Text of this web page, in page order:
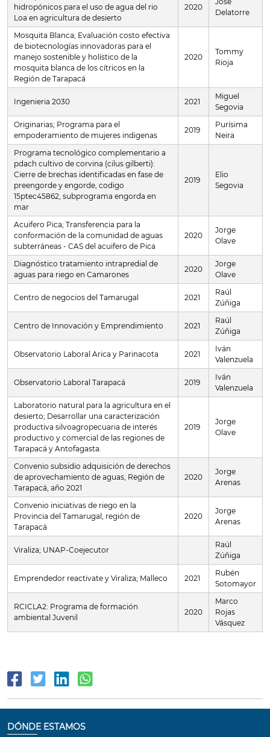
hidropónicos para el uso de agua del rio
Loa en agricultura de desierto
2020
Delatorre
Mosquita Blanca; Evaluación costo efectiva
de biotecnologías innovadoras para el
manejo sostenible y holístico de la
mosquita blanca de los cítricos en la
Región de Tarapacá
2020
Tommy
Rioja
Ingenieria 2030 2021
Miguel
Segovia
Originarias; Programa para el
empoderamiento de mujeres indigenas
2019
Purísima
Neira
Programa tecnológico complementario a
pdach cultivo de corvina (cilus gilberti):
Cierre de brechas identificadas en fase de
preengorde y engorde, codigo
15ptec45862, subprograma engorda en
mar
2019
Elio
Segovia
Acuifero Pica; Transferencia para la
conformación de la comunidad de aguas
subterráneas - CAS del acuifero de Pica
2020
Jorge
Olave
Diagnóstico tratamiento intrapredial de
aguas para riego en Camarones
2020
Jorge
Olave
Centro de negocios del Tamarugal 2021
Raúl
Zúñiga
Centro de Innovación y Emprendimiento 2021
Raúl
Zúñiga
Observatorio Laboral Arica y Parinacota 2021
Iván
Valenzuela
Observatorio Laboral Tarapacá 2019
Iván
Valenzuela
Laboratorio natural para la agricultura en el
desierto; Desarrollar una caracterización
productiva silvoagropecuaria de interés
productivo y comercial de las regiones de
Tarapacá y Antofagasta.
2019
Jorge
Olave
Convenio subsidio adquisición de derechos
de aprovechamiento de aguas, Región de
Tarapacá, año 2021
2020
Jorge
Arenas
Convenio iniciativas de riego en la
Provincia del Tamarugal, región de
Tarapacá
2020
Jorge
Arenas
Viraliza; UNAP-Coejecutor
Raúl
Zúñiga
Emprendedor reactivate y Viraliza; Malleco 2021
Rubén
Sotomayor
RCICLA2: Programa de formación
ambiental Juvenil
2020
Marco
Rojas
Vásquez
DÓNDE ESTAMOS